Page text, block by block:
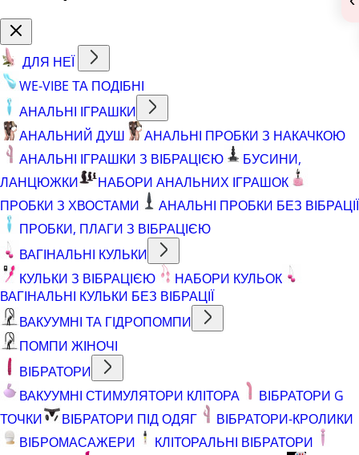
ДЛЯ НЕЇ
WE-VIBE ТА ПОДІБНІ
АНАЛЬНІ ІГРАШКИ
АНАЛЬНИЙ ДУШ
АНАЛЬНІ ПРОБКИ З НАКАЧКОЮ
АНАЛЬНІ ІГРАШКИ З ВІБРАЦІЄЮ
БУСИНИ,
ЛАНЦЮЖКИ
НАБОРИ АНАЛЬНИХ ІГРАШОК
ПРОБКИ З ХВОСТАМИ
АНАЛЬНІ ПРОБКИ БЕЗ ВІБРАЦІЇ
ПРОБКИ, ПЛАГИ З ВІБРАЦІЄЮ
ВАГІНАЛЬНІ КУЛЬКИ
КУЛЬКИ З ВІБРАЦІЄЮ
НАБОРИ КУЛЬОК
ВАГІНАЛЬНІ КУЛЬКИ БЕЗ ВІБРАЦІЇ
ВАКУУМНІ ТА ГІДРОПОМПИ
ПОМПИ ЖІНОЧІ
ВІБРАТОРИ
ВАКУУМНІ СТИМУЛЯТОРИ КЛІТОРА
ВІБРАТОРИ G
ТОЧКИ
ВІБРАТОРИ ПІД ОДЯГ
ВІБРАТОРИ-КРОЛИКИ
ВІБРОМАСАЖЕРИ
КЛІТОРАЛЬНІ ВІБРАТОРИ